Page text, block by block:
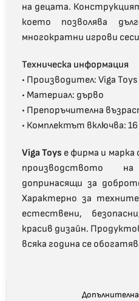
на децата.
което позволява
многократни игрови
Техническа информация
• Производител: Viga Toys
• Материал: дърво
• Препоръчителна
• Комплектът включва:
Viga Toys е фирма и
производството
допринасящи за
Характерно за
естествени,
красив дизайн.
всяка година се